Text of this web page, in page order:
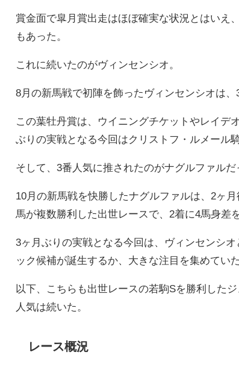
賞金面で皐月賞出走はほぼ確実な状況とはいえ
もあった。
これに続いたのがヴィンセンシオ。
8月の新馬戦で初陣を飾ったヴィンセンシオは
この葉牡丹賞は、ウイニングチケットやレイ
ぶりの実戦となる今回はクリストフ・ルメール
そして、3番人気に推されたのがナグルファルだ
10月の新馬戦を快勝したナグルファルは、2ヶ
馬が複数勝利した出世レースで、2着に4馬身差
3ヶ月ぶりの実戦となる今回は、ヴィンセンシ
ック候補が誕生するか、大きな注目を集めていた
以下、こちらも出世レースの若駒Sを勝利した
人気は続いた。
レース概況